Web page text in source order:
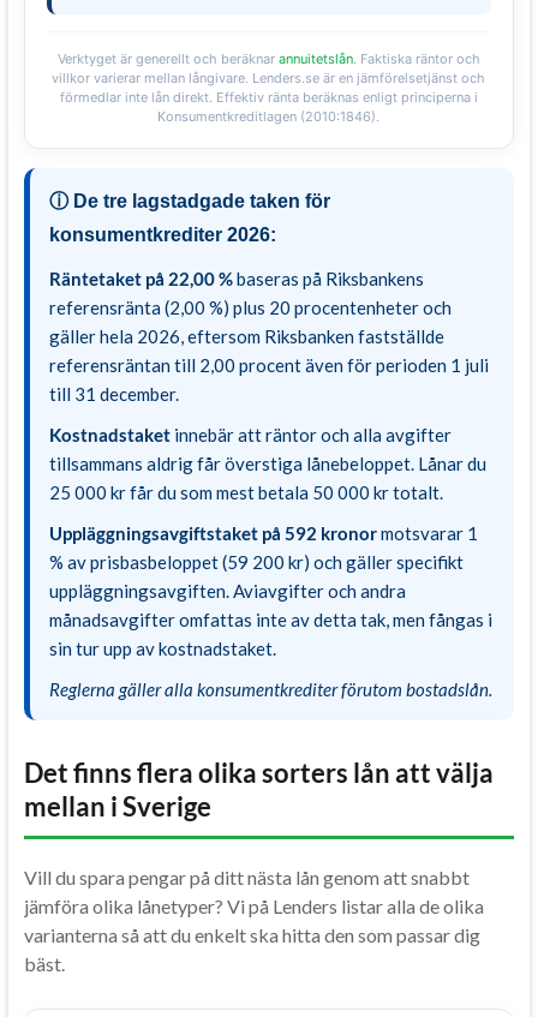
Verktyget är generellt och beräknar annuitetslån. Faktiska räntor och
villkor varierar mellan långivare. Lenders.se är en jämförelsetjänst och
förmedlar inte lån direkt. Effektiv ränta beräknas enligt principerna i
Konsumentkreditlagen (2010:1846).
ⓘ De tre lagstadgade taken för
konsumentkrediter 2026:
Räntetaket på 22,00 %baseras på Riksbankens
referensränta (2,00 %) plus 20 procentenheter och
gäller hela 2026, eftersom Riksbanken fastställde
referensräntan till 2,00 procent även för perioden 1 juli
till 31 december.
Kostnadstaketinnebär att räntor och alla avgifter
tillsammans aldrig får överstiga lånebeloppet. Lånar du
25 000 kr får du som mest betala 50 000 kr totalt.
Uppläggningsavgiftstaket på 592 kronormotsvarar 1
% av prisbasbeloppet (59 200 kr) och gäller specifikt
uppläggningsavgiften. Aviavgifter och andra
månadsavgifter omfattas inte av detta tak, men fångas i
sin tur upp av kostnadstaket.
Reglerna gäller alla konsumentkrediter förutom bostadslån.
Det finns flera olika sorters lån att välja
mellan i Sverige
Vill du spara pengar på ditt nästa lån genom att snabbt
jämföra olika lånetyper? Vi på Lenders listar alla de olika
varianterna så att du enkelt ska hitta den som passar dig
bäst.